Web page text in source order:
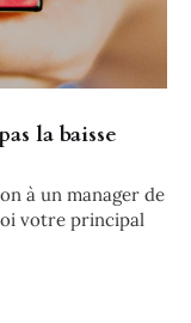
la baisse
à un manager de
: “C’est quoi votre principal